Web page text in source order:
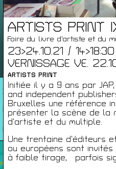
ARTISTS PRINT
Foire du livre d’artiste et du
23>24.10.21 /
VERNISSAGE VE.
ARTISTS PRINT
Initiée il y a 9 ans par
and independent
Bruxelles une référence
présenter la scène de la
d’artiste et du multiple.
Une trentaine d’éditeurs
ou européens sont
à faible tirage, parfois
JAP #NOUVELLE
THIBAUT BLONDIAU
MA. 01.09.26 / 12:00 /
26/27
Agenda